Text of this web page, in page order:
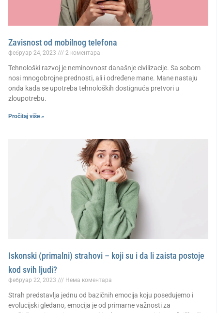
Zavisnost od mobilnog telefona
фебруар 24, 2023 2 коментара
Tehnološki razvoj je neminovnost današnje civilizacije. Sa sobom
nosi mnogobrojne prednosti, ali i određene mane. Mane nastaju
onda kada se upotreba tehnoloških dostignuća pretvori u
zloupotrebu.
Pročitaj više »
Iskonski (primalni) strahovi – koji su i da li zaista postoje
kod svih ljudi?
фебруар 22, 2023 Нема коментара
Strah predstavlja jednu od bazičnih emocija koju posedujemo i
evolucijski gledano, emocija je od primarne važnosti za